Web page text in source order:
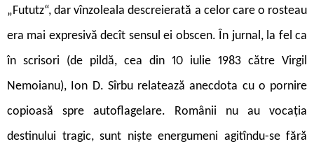
„Fututz“, dar vînzoleala descreierată a celor care o rosteau
era mai expresivă decît sensul ei obscen. În jurnal, la fel ca
în scrisori (de pildă, cea din 10 iulie 1983 către Virgil
Nemoianu), Ion D. Sîrbu relatează anecdota cu o pornire
copioasă spre autoflagelare. Românii nu au vocația
destinului tragic, sunt niște energumeni agitîndu-se fără